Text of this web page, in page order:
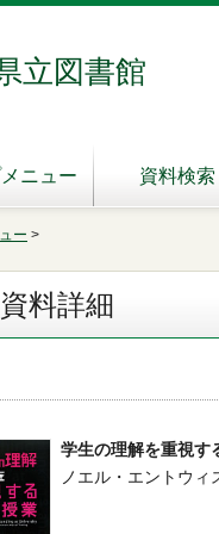
立図書館
メニュー 資料検索
ー >
資料詳細
学生の理解を重視す
ノエル・エントウ